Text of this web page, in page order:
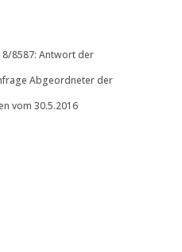
8587: Antwort der
Abgeordneter der
vom 30.5.2016